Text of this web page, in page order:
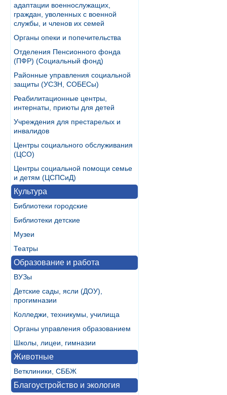
адаптации военнослужащих,
граждан, уволенных с военной
службы, и членов их семей
Органы опеки и попечительства
Отделения Пенсионного фонда
(ПФР) (Социальный фонд)
Районные управления социальной
защиты (УСЗН, СОБЕСы)
Реабилитационные центры,
интернаты, приюты для детей
Учреждения для престарелых и
инвалидов
Центры социального обслуживания
(ЦСО)
Центры социальной помощи семье
и детям (ЦСПСиД)
Культура
Библиотеки городские
Библиотеки детские
Музеи
Театры
Образование и работа
ВУЗы
Детские сады, ясли (ДОУ),
прогимназии
Колледжи, техникумы, училища
Органы управления образованием
Школы, лицеи, гимназии
Животные
Ветклиники, СББЖ
Благоустройство и экология